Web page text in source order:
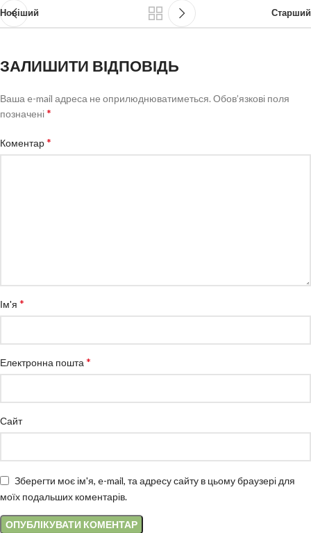
Новіший Старший
ЗАЛИШИТИ ВІДПОВІДЬ
Ваша e-mail адреса не оприлюднюватиметься. Обов’язкові поля
позначені*
Коментар*
Ім'я *
Електронна пошта *
Сайт
Зберегти моє ім'я, e-mail, та адресу сайту в цьому браузері для
моїх подальших коментарів.